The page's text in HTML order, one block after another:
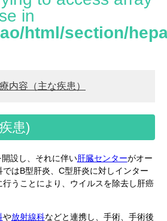
in
html/section/
内容（主な疾患）
患)
設し、それに伴い肝臓センターがオー
はB型肝炎、C型肝炎に対しインター
うことにより、ウイルスを除去し肝癌
や放射線科などと連携し、手術、手術後